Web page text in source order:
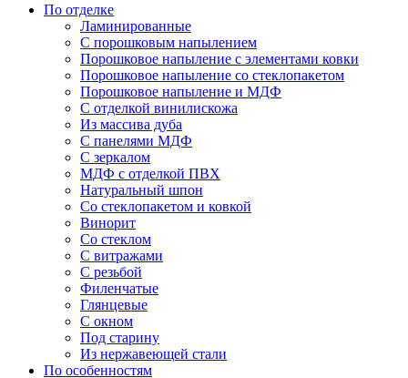
По отделке
Ламинированные
С порошковым напылением
Порошковое напыление с элементами ковки
Порошковое напыление со стеклопакетом
Порошковое напыление и МДФ
С отделкой винилискожа
Из массива дуба
С панелями МДФ
С зеркалом
МДФ с отделкой ПВХ
Натуральный шпон
Со стеклопакетом и ковкой
Винорит
Со стеклом
С витражами
С резьбой
Филенчатые
Глянцевые
С окном
Под старину
Из нержавеющей стали
По особенностям